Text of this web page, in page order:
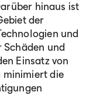
hinaus ist
der
und
und
Einsatz von
minimiert die